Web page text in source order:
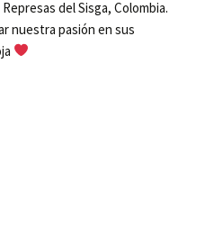
del Sisga, Colombia.
nuestra pasión en sus